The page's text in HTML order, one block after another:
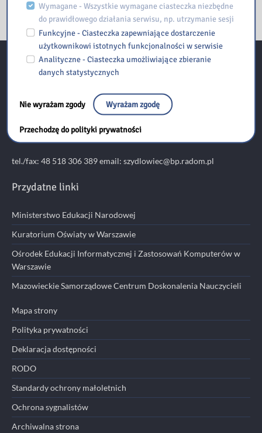
Kontakt
Biblioteka Pedagogiczna w Radomiu Filia w Szydłowcu
ul. Kolejowa 36, 26-500 Szydłowiec
tel./fax: 48 518 306 389 email: szydlowiec@bp.radom.pl
Przydatne linki
Ministerstwo Edukacji Narodowej
Kuratorium Oświaty w Warszawie
Ośrodek Edukacji Informatycznej i Zastosowań Komputerów w
Warszawie
Mazowieckie Samorządowe Centrum Doskonalenia Nauczycieli
Mapa strony
Polityka prywatności
Deklaracja dostępności
RODO
Standardy ochrony małoletnich
Ochrona sygnalistów
Archiwalna strona
Wymagane - Wszystkie wymagane ciasteczka niezbędne
do prawidłowego działania serwisu, np. utrzymanie sesji
Funkcyjne - Ciasteczka zapewniające dostarczenie
użytkownikowi istotnych funkcjonalności w serwisie
Analityczne - Ciasteczka umożliwiające zbieranie
danych statystycznych
Nie wyrażam zgody Wyrażam zgodę
Przechodzę do polityki prywatności